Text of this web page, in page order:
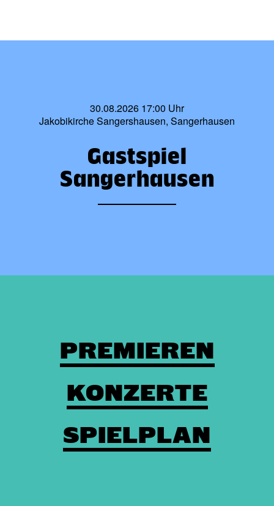
30.08.2026 17:00 Uhr
Jakobikirche Sangershausen, Sangerhausen
Gastspiel
Sangerhausen
PREMIEREN
KONZERTE
SPIELPLAN